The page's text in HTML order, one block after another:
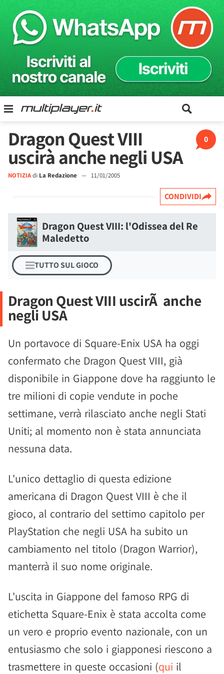
0
Dragon Quest VIII
uscirà anche negli USA
NOTIZIAdi La Redazione — 11/01/2005
CONDIVIDI
Dragon Quest VIII: l'Odissea del Re
Maledetto
TUTTO SUL GIOCO
Dragon Quest VIII uscirÃ anche
negli USA
Un portavoce di Square-Enix USA ha oggi
confermato che Dragon Quest VIII, già
disponibile in Giappone dove ha raggiunto le
tre milioni di copie vendute in poche
settimane, verrà rilasciato anche negli Stati
Uniti; al momento non è stata annunciata
nessuna data.
L'unico dettaglio di questa edizione
americana di Dragon Quest VIII è che il
gioco, al contrario del settimo capitolo per
PlayStation che negli USA ha subito un
cambiamento nel titolo (Dragon Warrior),
manterrà il suo nome originale.
L'uscita in Giappone del famoso RPG di
etichetta Square-Enix è stata accolta come
un vero e proprio evento nazionale, con un
entusiasmo che solo i giapponesi riescono a
trasmettere in queste occasioni (qui il